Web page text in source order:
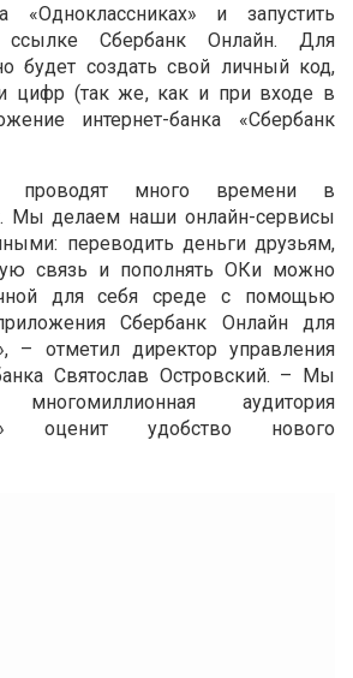
«Одноклассниках» и запустить
Сбербанк Онлайн. Для
будет создать свой личный код,
цифр (так же, как и при входе в
интернет-банка «Сбербанк
проводят много времени в
Мы делаем наши онлайн-сервисы
переводить деньги друзьям,
связь и пополнять ОКи можно
для себя среде с помощью
Сбербанк Онлайн для
– отметил директор управления
Святослав Островский. – Мы
аудитория
оценит удобство нового